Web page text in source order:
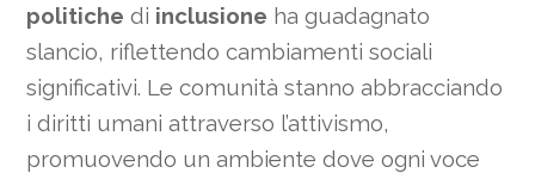
politiche di inclusione ha guadagnato
slancio, riflettendo cambiamenti sociali
significativi. Le comunità stanno abbracciando
i diritti umani attraverso l’attivismo,
promuovendo un ambiente dove ogni voce